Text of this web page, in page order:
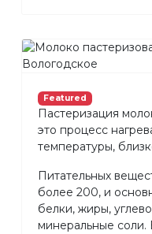
Featured
Пастеризация
это процесс
температуры,
Питательных
более 200, и
белки, жиры,
минеральные